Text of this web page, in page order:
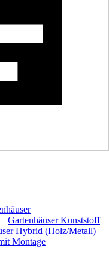
Gartenhäuser Kunststoff
Hybrid (Holz/Metall)
Montage